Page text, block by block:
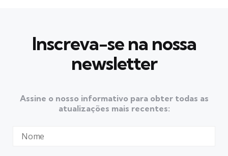
Inscreva-se na nossa
newsletter
Assine o nosso informativo para obter todas as
atualizações mais recentes: